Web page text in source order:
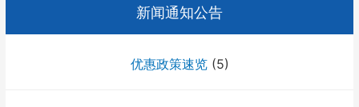
新闻通知公告
优惠政策速览(5)